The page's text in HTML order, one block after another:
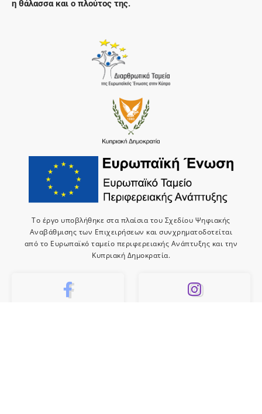
η θάλασσα και ο πλούτος της.
Το έργο υποβλήθηκε στα πλαίσια του Σχεδίου Ψηφιακής
Αναβάθμισης των Επιχειρήσεων και συνχρηματοδοτείται
από το Ευρωπαϊκό ταμείο περιφερειακής Ανάπτυξης και την
Κυπριακή Δημοκρατία.